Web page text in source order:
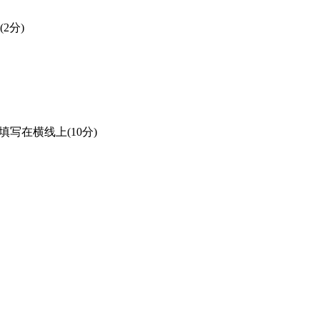
分)
写在横线上(10分)